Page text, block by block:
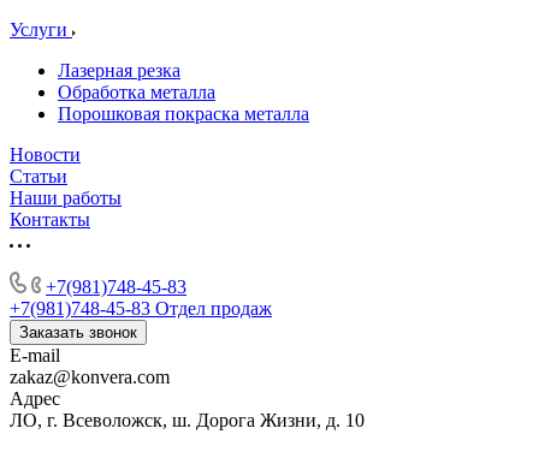
Услуги
Лазерная резка
Обработка металла
Порошковая покраска металла
Новости
Статьи
Наши работы
Контакты
+7(981)748-45-83
+7(981)748-45-83 Отдел продаж
Заказать звонок
E-mail
zakaz@konvera.com
Адрес
ЛО, г. Всеволожск, ш. Дорога Жизни, д. 10